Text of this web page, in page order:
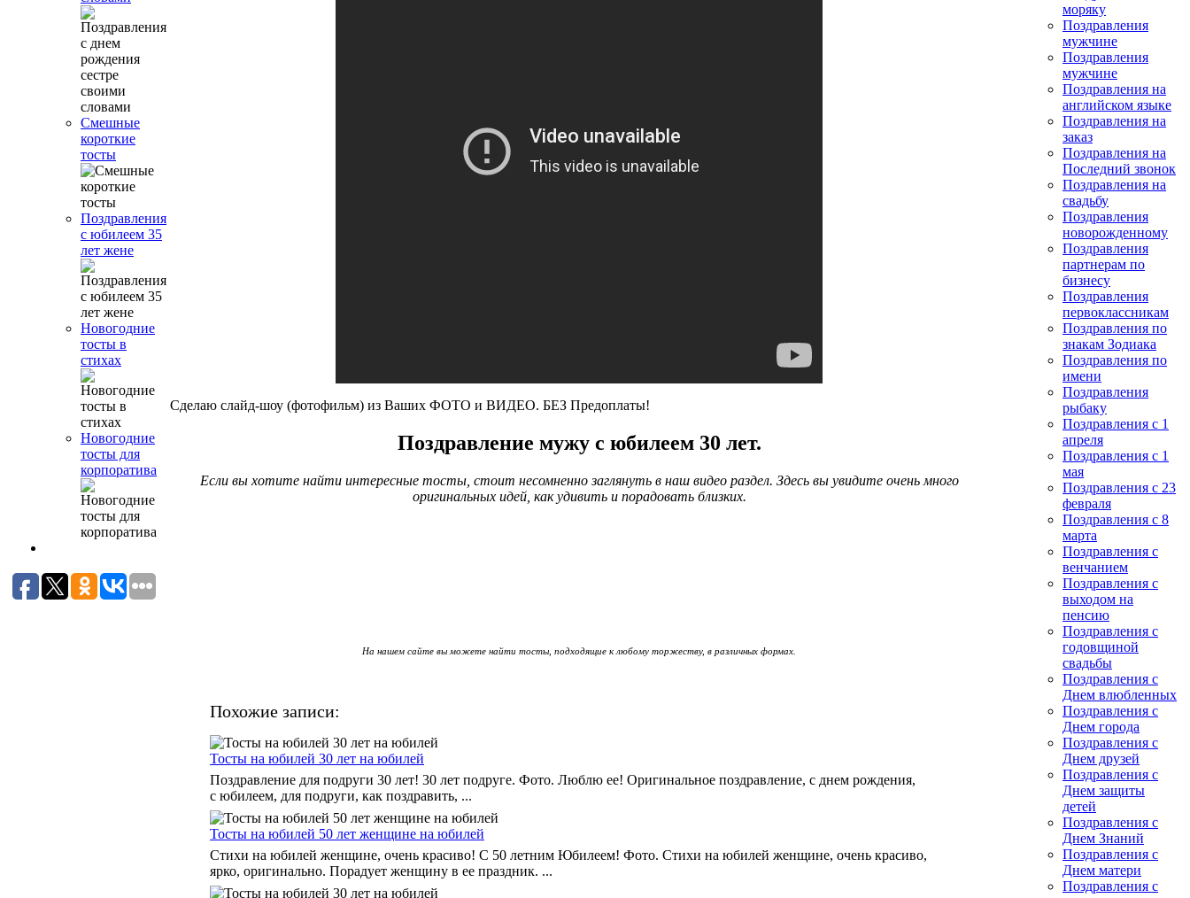
Смешные
короткие
тосты
Поздравления
с юбилеем 35
лет жене
Новогодние
тосты в
стихах
Новогодние
тосты для
корпоратива
Сделаю слайд-шоу (фотофильм) из Ваших ФОТО и ВИДЕО. БЕЗ Предоплаты!
Поздравление мужу с юбилеем 30 лет.
Если вы хотите найти интересные тосты, стоит несомненно заглянуть в наш видео раздел. Здесь вы увидите очень много
оригинальных идей, как удивить и порадовать близких.
На нашем сайте вы можете найти тосты, подходящие к любому торжеству, в различных формах.
Похожие записи:
Тосты на юбилей 30 лет на юбилей
Поздравление для подруги 30 лет! 30 лет подруге. Фото. Люблю ее! Оригинальное поздравление, с днем рождения,
с юбилеем, для подруги, как поздравить, ...
Тосты на юбилей 50 лет женщине на юбилей
Стихи на юбилей женщине, очень красиво! С 50 летним Юбилеем! Фото. Стихи на юбилей женщине, очень красиво,
ярко, оригинально. Порадует женщину в ее праздник. ...
моряку
Поздравления
мужчине
Поздравления
мужчине
Поздравления на
английском языке
Поздравления на
заказ
Поздравления на
Последний звонок
Поздравления на
свадьбу
Поздравления
новорожденному
Поздравления
партнерам по
бизнесу
Поздравления
первоклассникам
Поздравления по
знакам Зодиака
Поздравления по
имени
Поздравления
рыбаку
Поздравления с 1
апреля
Поздравления с 1
мая
Поздравления с 23
февраля
Поздравления с 8
марта
Поздравления с
венчанием
Поздравления с
выходом на
пенсию
Поздравления с
годовщиной
свадьбы
Поздравления с
Днем влюбленных
Поздравления с
Днем города
Поздравления с
Днем друзей
Поздравления с
Днем защиты
детей
Поздравления с
Днем Знаний
Поздравления с
Днем матери
Поздравления с